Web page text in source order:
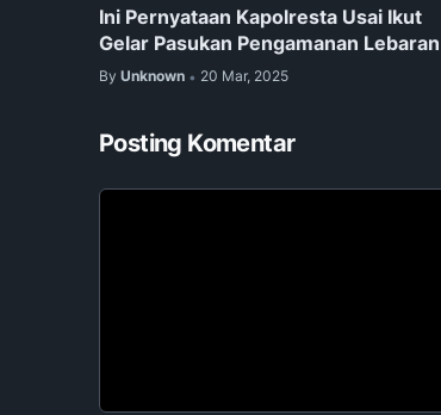
Ini Pernyataan Kapolresta Usai Ikut
Gelar Pasukan Pengamanan Lebaran
By Unknown • 20 Mar, 2025
Posting Komentar